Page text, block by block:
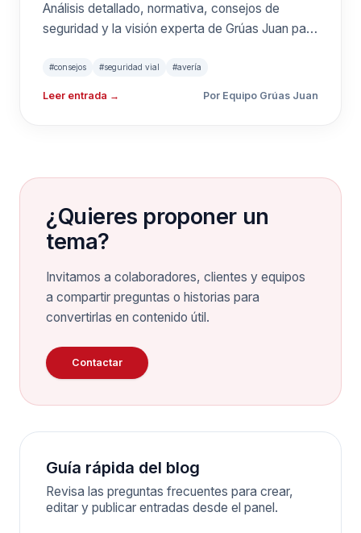
Análisis detallado, normativa, consejos de
seguridad y la visión experta de Grúas Juan para
#consejos #seguridad vial #avería
Leer entrada → Por Equipo Grúas Juan
¿Quieres proponer un
tema?
Invitamos a colaboradores, clientes y equipos
a compartir preguntas o historias para
convertirlas en contenido útil.
Contactar
Guía rápida del blog
Revisa las preguntas frecuentes para crear,
editar y publicar entradas desde el panel.